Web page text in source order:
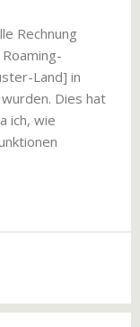
Rechnung
Land] in
Dies hat
ich, wie